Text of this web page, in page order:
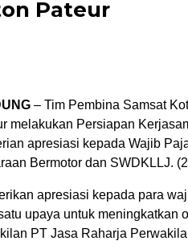
Pateur
– Tim Pembina Samsat
melakukan Persiapan
apresiasi kepada Wajib
Bermotor dan SWDKLLJ.
apresiasi kepada para
upaya untuk meningkatkan
PT Jasa Raharja